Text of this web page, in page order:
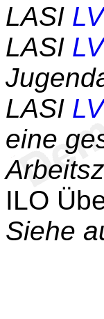
LASI
LASI
LASI
eine
ILO
Siehe